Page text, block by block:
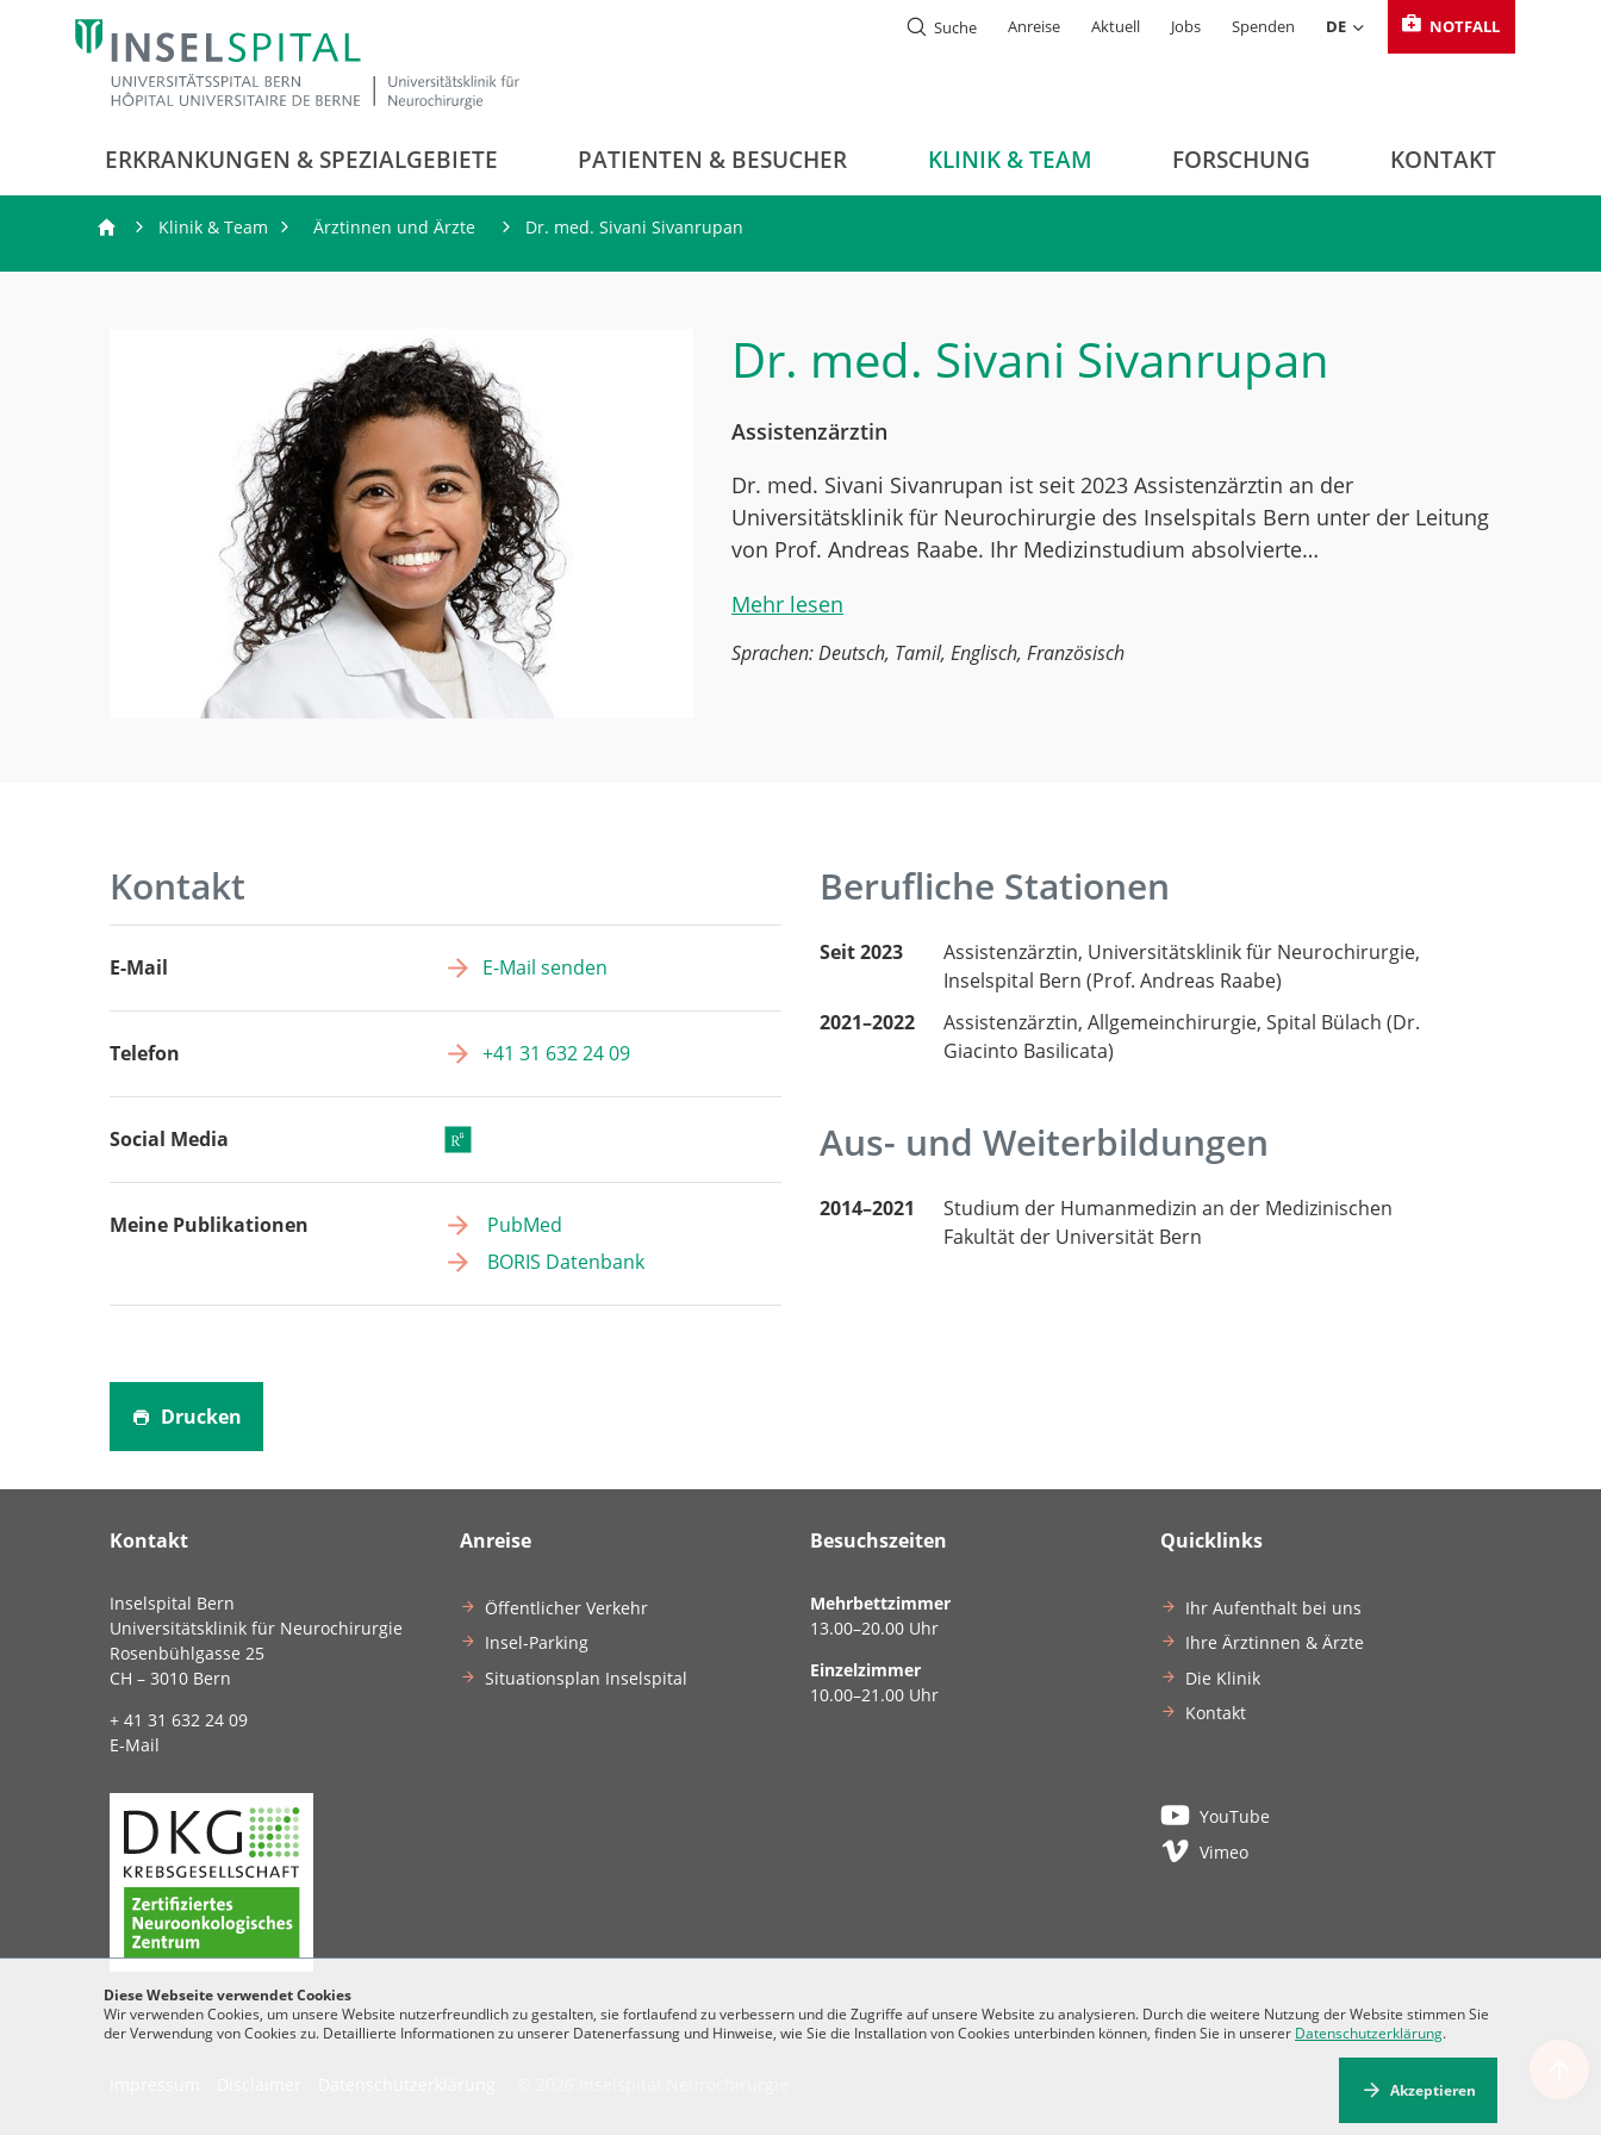
Suche NOTFALL
Anreise Aktuell Jobs Spenden DE
ERKRANKUNGEN & SPEZIALGEBIETE PATIENTEN & BESUCHER KLINIK & TEAM FORSCHUNG KONTAKT
Klinik & Team Ärztinnen und Ärzte Dr. med. Sivani Sivanrupan
Dr. med. Sivani Sivanrupan
Assistenzärztin
Dr. med. Sivani Sivanrupan ist seit 2023 Assistenzärztin an der
Universitätsklinik für Neurochirurgie des Inselspitals Bern unter der Leitung
von Prof. Andreas Raabe. Ihr Medizinstudium absolvierte…
Mehr lesen
Sprachen: Deutsch, Tamil, Englisch, Französisch
Kontakt
E-Mail E-Mail senden
Telefon +41 31 632 24 09
Social Media
Meine Publikationen
PubMed
BORIS Datenbank
Berufliche Stationen
Seit 2023
Assistenzärztin, Universitätsklinik für Neurochirurgie,
Inselspital Bern (Prof. Andreas Raabe)
2021–2022
Assistenzärztin, Allgemeinchirurgie, Spital Bülach (Dr.
Giacinto Basilicata)
Aus- und Weiterbildungen
2014–2021
Studium der Humanmedizin an der Medizinischen
Fakultät der Universität Bern
Drucken
Kontakt
Inselspital Bern
Universitätsklinik für Neurochirurgie
Rosenbühlgasse 25
CH – 3010 Bern
+ 41 31 632 24 09
E-Mail
Anreise
Öffentlicher Verkehr
Insel-Parking
Situationsplan Inselspital
Besuchszeiten
Mehrbettzimmer
13.00–20.00 Uhr
Einzelzimmer
10.00–21.00 Uhr
Quicklinks
Ihr Aufenthalt bei uns
Ihre Ärztinnen & Ärzte
Die Klinik
Kontakt
YouTube
Vimeo
Diese Webseite verwendet Cookies
Wir verwenden Cookies, um unsere Website nutzerfreundlich zu gestalten, sie fortlaufend zu verbessern und die Zugriffe auf unsere Website zu analysieren. Durch die weitere Nutzung der Website stimmen Sie
der Verwendung von Cookies zu. Detaillierte Informationen zu unserer Datenerfassung und Hinweise, wie Sie die Installation von Cookies unterbinden können, finden Sie in unserer Datenschutzerklärung.
Akzeptieren